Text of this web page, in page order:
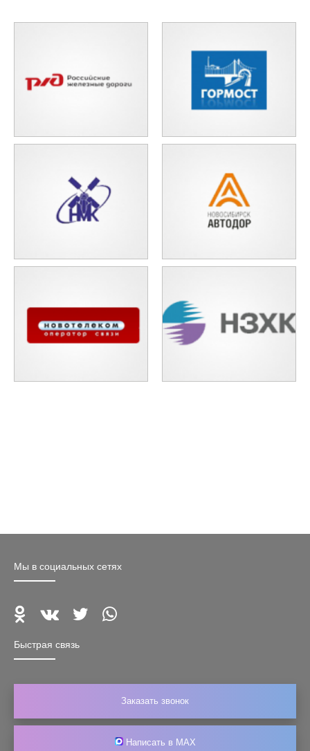
Мы в социальных сетях
Быстрая связь
Заказать звонок
Написать в MAX